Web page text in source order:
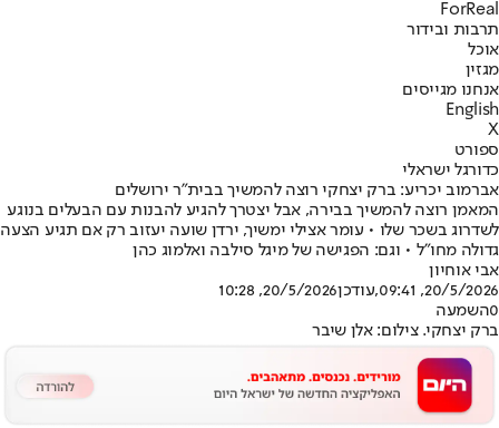
ForReal
תרבות ובידור
אוכל
מגזין
אנחנו מגייסים
English
X
ספורט
כדורגל ישראלי
אברמוב יכריע: ברק יצחקי רוצה להמשיך בבית"ר ירושלים
המאמן רוצה להמשיך בבירה, אבל יצטרך להגיע להבנות עם הבעלים בנוגע
לשדרוג בשכר שלו • עומר אצילי ימשיך, ירדן שועה יעזוב רק אם תגיע הצעה
גדולה מחו"ל • וגם: הפגישה של מיגל סילבה ואלמוג כהן
אבי אוחיון
20/5/2026, 09:41
,עודכן20/5/2026, 10:28
0השמעה
ברק יצחקי. צילום: אלן שיבר